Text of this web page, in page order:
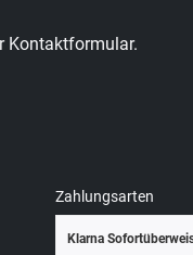
Kontaktformular.
Zahlungsarten
Klarna